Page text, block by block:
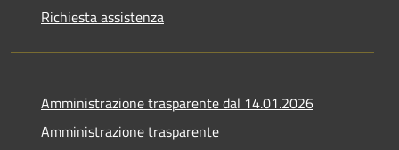
Richiesta assistenza
Amministrazione trasparente dal 14.01.2026
Amministrazione trasparente